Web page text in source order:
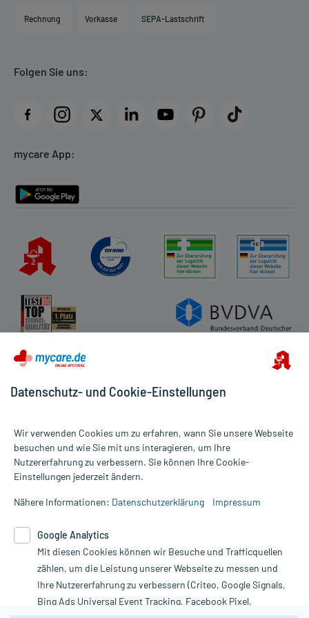
Direktabrechnung PKV
AGB
Datenschutz
Rückgabe/Widerruf
Rechnung Vorkasse SEPA-Lastschrift
Folgen Sie uns:
mycare App:
Alle Preise gelten inkl. MwSt., ggf. zzgl. Versandkosten
Informationen auf dieser Website werden ausschließlich für
die Untersuchung und Behandlung durch einen Arzt. Bitte
Therapien eingeleitet werden können. | Diese Webseite benutzt
Google Analytics. Lesen Sie bitte dazu die wichtigen Hinweise in
unserer Datenschutzerklärung. Für den Widerruf einer Bestellung
nutzen Sie das Formular:
Datenschutz- und Cookie-Einstellungen
Wir verwenden Cookies um zu erfahren, wann Sie unsere Webseite
besuchen und wie Sie mit uns interagieren, um Ihre
Nutzererfahrung zu verbessern. Sie können Ihre Cookie-
Einstellungen jederzeit ändern.
Nähere Informationen: Datenschutzerklärung Impressum
Google Analytics
Mit diesen Cookies können wir Besuche und Trafficquellen
zählen, um die Leistung unserer Webseite zu messen und
Ihre Nutzererfahrung zu verbessern (Criteo, Google Signals,
Bing Ads Universal Event Tracking, Facebook Pixel,